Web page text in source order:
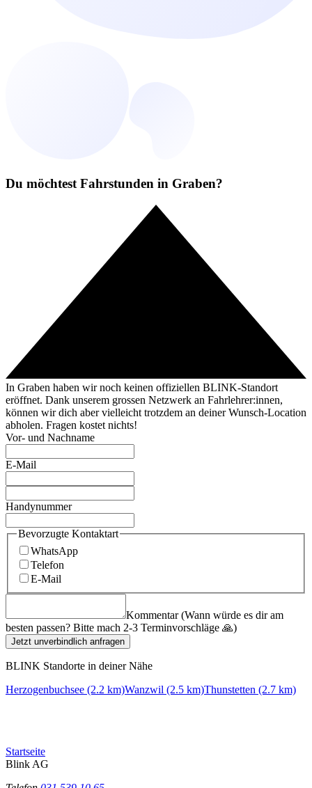
Du möchtest Fahrstunden in Graben?
In Graben haben wir noch keinen offiziellen BLINK-Standort
eröffnet. Dank unserem grossen Netzwerk an Fahrlehrer:innen,
können wir dich aber vielleicht trotzdem an deiner Wunsch-Location
abholen. Fragen kostet nichts!
Vor- und Nachname
E-Mail
Handynummer
Bevorzugte Kontaktart
WhatsApp
Telefon
E-Mail
Kommentar (Wann würde es dir am
besten passen? Bitte mach 2-3 Terminvorschläge 🙏)
Jetzt unverbindlich anfragen
BLINK Standorte in deiner Nähe
Herzogenbuchsee (2.2 km)Wanzwil (2.5 km)Thunstetten (2.7 km)
Startseite
Blink AG